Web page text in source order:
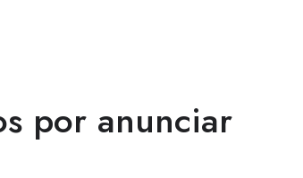
por anunciar